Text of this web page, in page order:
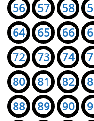
56
57 58
64
65 66
72
73 74
80
81 82
88
89 90